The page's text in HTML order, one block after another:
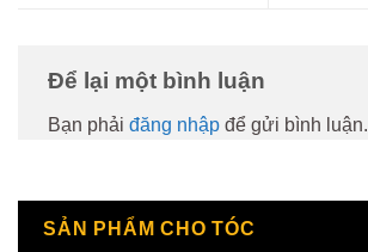
SẢN PHẨM CHO TÓC
Để lại một bình luận
Bạn phải đăng nhập để gửi bình luận.